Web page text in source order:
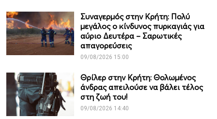
Συναγερμός στην Κρήτη: Πολύ
μεγάλος ο κίνδυνος πυρκαγιάς για
αύριο Δευτέρα – Σαρωτικές
απαγορεύσεις
09/08/2026 15:00
Θρίλερ στην Κρήτη: Θολωμένος
άνδρας απειλούσε να βάλει τέλος
στη ζωή του!
09/08/2026 14:40